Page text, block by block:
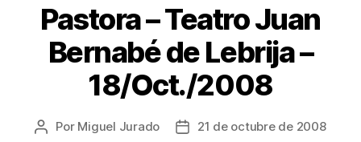
Pastora – Teatro Juan
Bernabé de Lebrija –
18/Oct./2008
Autor
Por Miguel Jurado
Fecha21 de octubre de 2008